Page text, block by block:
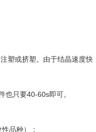
塑或挤塑。由于结晶速度
也只要40-60s即可。
品种）；